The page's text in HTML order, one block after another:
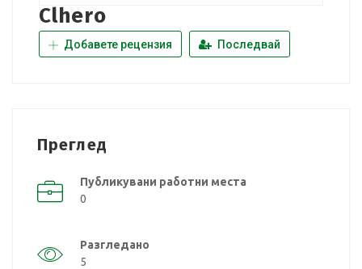
Clhero
Добавете рецензия Последвай
Преглед
Публикувани работни места
0
Разгледано
5